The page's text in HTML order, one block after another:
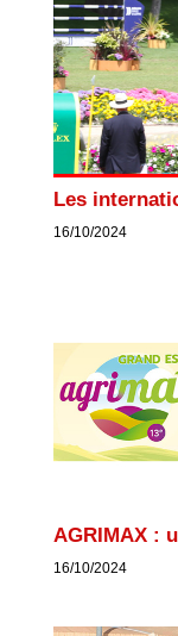
Les
16/10/2024
AGRIMAX :
16/10/2024